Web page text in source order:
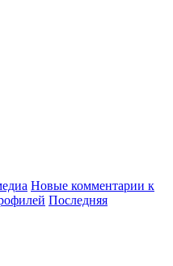
Новые комментарии к
Последняя